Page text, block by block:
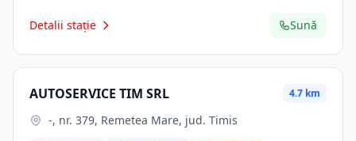
Detalii stație Sună
AUTOSERVICE TIM SRL 4.7 km
-, nr. 379, Remetea Mare, jud. Timis